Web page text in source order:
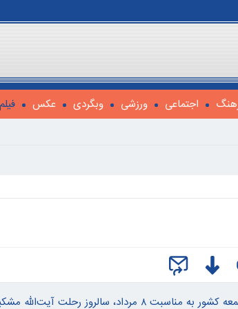
اجتماعی ورزشی وبگردی عکس فیلم
ویدئویی زیبا توسط مرکز ارتباطات و رسانه شورای سیاستگذاری ائمه جمعه کشور به